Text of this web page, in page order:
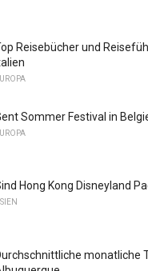
Reisebücher und
Sommer Festival in
Hong Kong Disneyland
monatliche